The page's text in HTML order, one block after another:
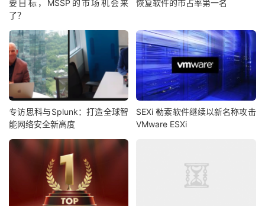
要目标，MSSP的市场机会来
了？
恢复软件的市占率第一名
专访思科与Splunk：打造全球智
能网络安全新高度
SEXi 勒索软件继续以新名称攻击
VMware ESXi